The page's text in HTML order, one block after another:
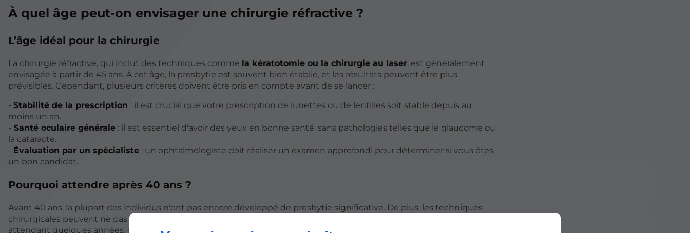
À quel âge peut-on envisager une chirurgie réfractive ?
L’âge idéal pour la chirurgie
La chirurgie réfractive, qui inclut des techniques comme la kératotomie ou la chirurgie au laser, est généralement
envisagée à partir de 45 ans. À cet âge, la presbytie est souvent bien établie, et les résultats peuvent être plus
prévisibles. Cependant, plusieurs critères doivent être pris en compte avant de se lancer :
- Stabilité de la prescription : il est crucial que votre prescription de lunettes ou de lentilles soit stable depuis au
moins un an.
- Santé oculaire générale : il est essentiel d'avoir des yeux en bonne santé, sans pathologies telles que le glaucome ou
la cataracte.
- Évaluation par un spécialiste : un ophtalmologiste doit réaliser un examen approfondi pour déterminer si vous êtes
un bon candidat.
Pourquoi attendre après 40 ans ?
Avant 40 ans, la plupart des individus n'ont pas encore développé de presbytie significative. De plus, les techniques
chirurgicales peuvent ne pas être aussi efficaces pour corriger les problèmes liés à l'accommodation naissante. En
attendant quelques années, on augmente les chances d’un résultat optimal.